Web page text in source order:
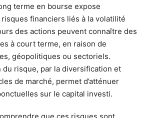
terme en bourse expose
financiers liés à la volatilité
des actions peuvent connaître des
à court terme, en raison de
géopolitiques ou sectoriels.
du risque, par la diversification et
de marché, permet d’atténuer
sur le capital investi.